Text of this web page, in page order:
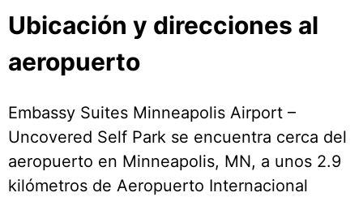
Ubicación y direcciones al
aeropuerto
Embassy Suites Minneapolis Airport –
Uncovered Self Park se encuentra cerca del
aeropuerto en Minneapolis, MN, a unos 2.9
kilómetros de Aeropuerto Internacional